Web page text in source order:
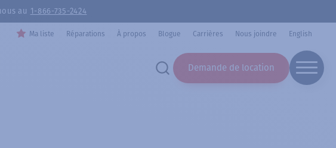
au 1-866-735-2424
Ma liste Réparations À propos Blogue Carrières Nous joindre English
Demande de location